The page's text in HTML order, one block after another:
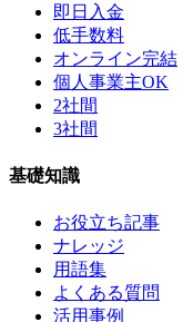
即日入金
低手数料
オンライン完結
個人事業主OK
2社間
3社間
基礎知識
お役立ち記事
ナレッジ
用語集
よくある質問
活用事例